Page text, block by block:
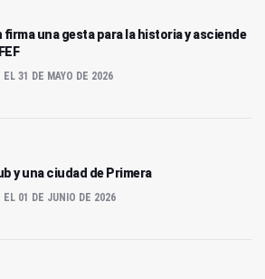
firma una gesta para la historia y asciende
EL 31 DE MAYO DE 2026
y una ciudad de Primera
EL 01 DE JUNIO DE 2026